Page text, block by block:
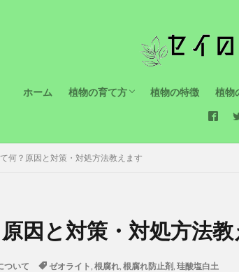
ホーム 植物の育て方
ハイドロカルチャー（水耕栽培）に
植物の特徴 植物
サ
何？原因と対策・対処方法教えます
因と対策・対処方法
ついて ゼオライト, 根腐れ, 根腐れ防止剤, 珪酸塩白土